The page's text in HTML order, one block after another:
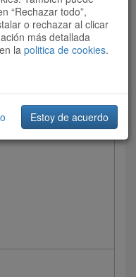
por: Más recientes /
“Rechazar todo”,
o rechazar al clicar
más detallada
lapolitica de cookies.
Estoy de acuerdo